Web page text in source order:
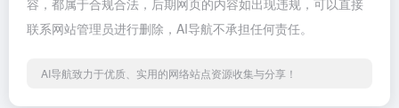
容，都属于合规合法，后期网页的内容如出现违规，可以直接
联系网站管理员进行删除，AI导航不承担任何责任。
AI导航致力于优质、实用的网络站点资源收集与分享！